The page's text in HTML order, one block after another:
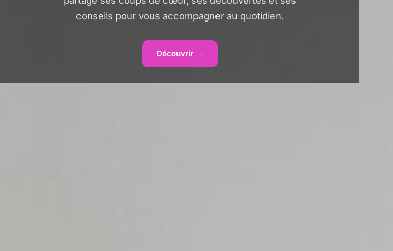
conseils pour vous accompagner au quotidien.
Découvrir →